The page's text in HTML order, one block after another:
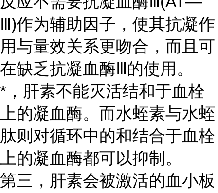
Ⅲ)作为辅助因子，使其抗凝作
用与量效关系更吻合，而且可
在缺乏抗凝血酶Ⅲ的使用。
*，肝素不能灭活结和于血栓
上的凝血酶。而水蛭素与水蛭
肽则对循环中的和结合于血栓
上的凝血酶都可以抑制。
第三，肝素会被激活的血小板